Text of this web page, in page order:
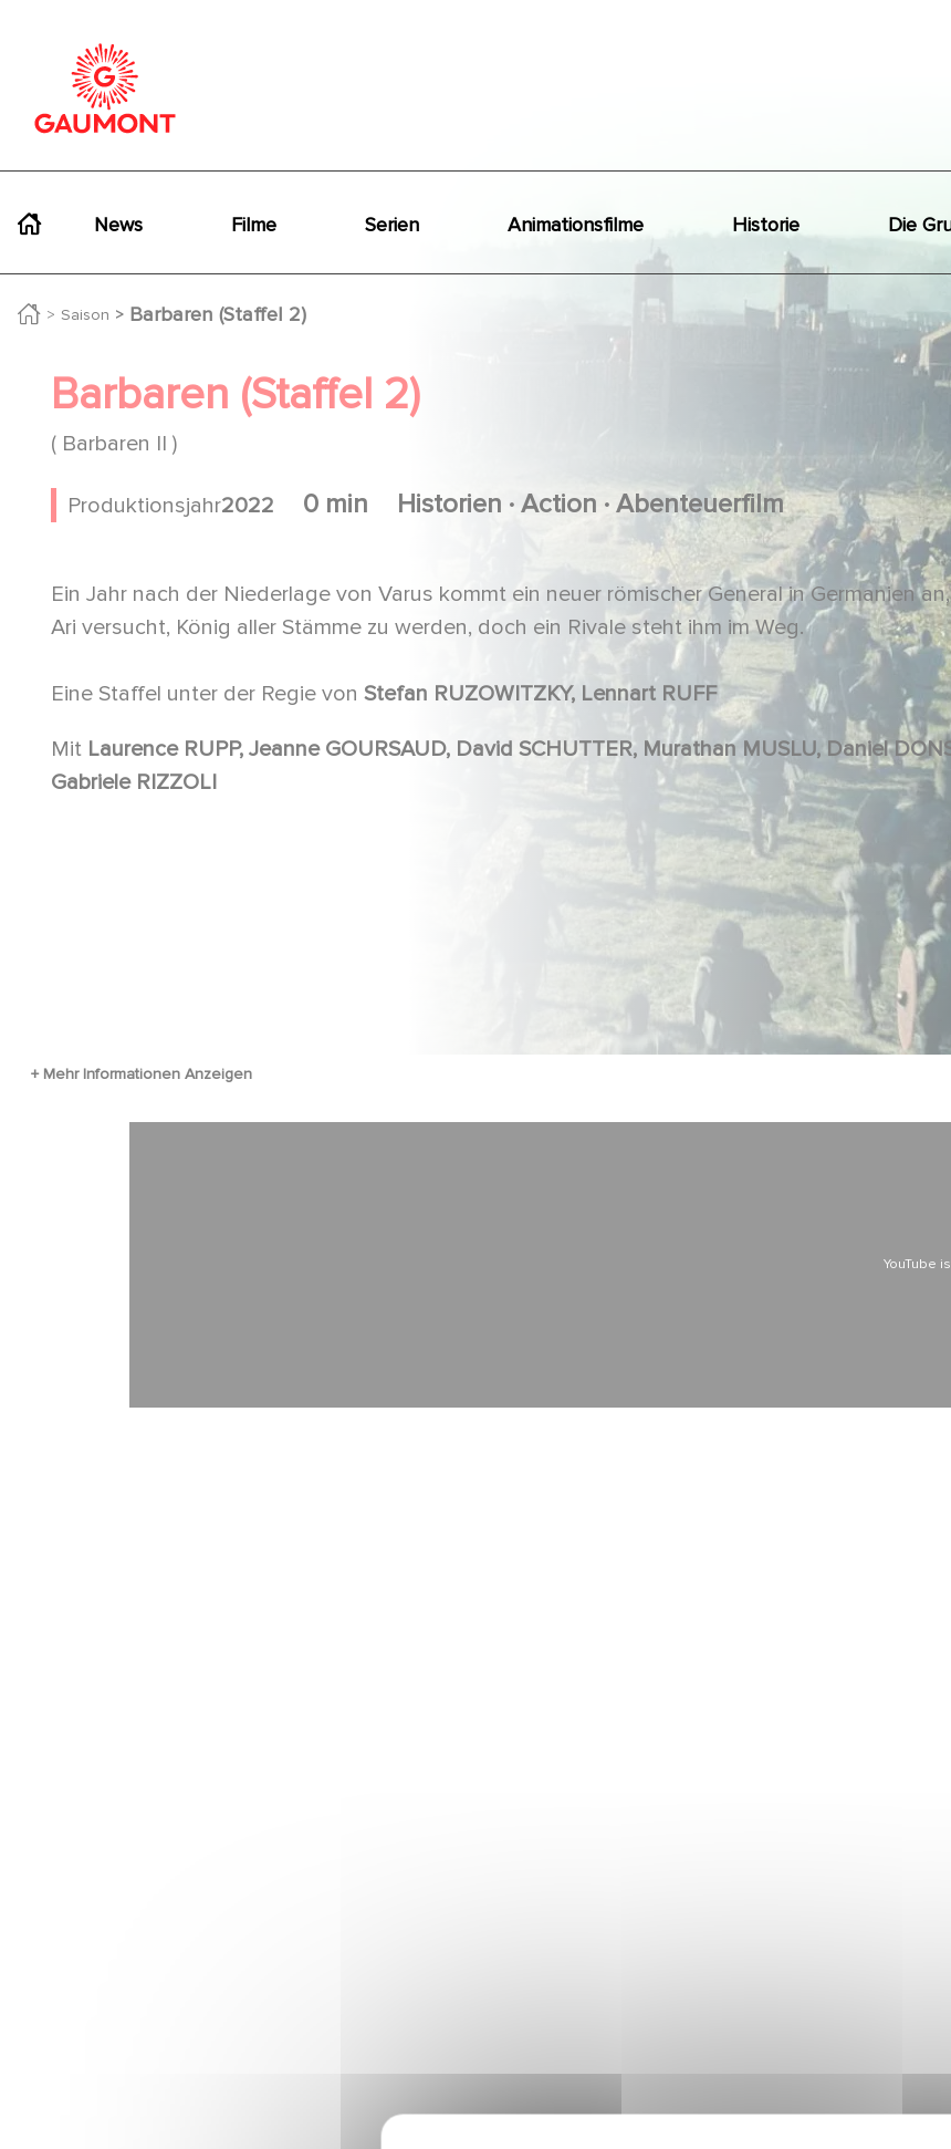
News Filme Serien Animationsfilme Historie Die
Saison Barbaren (Staffel 2)
Barbaren (Staffel 2)
( Barbaren II )
Produktionsjahr2022 0 min Historien . Action . Abenteuerfilm
Ein Jahr nach der Niederlage von Varus kommt ein neuer römischer General in Germanien
Ari versucht, König aller Stämme zu werden, doch ein Rivale steht ihm im Weg.
Eine Staffel unter der Regie von Stefan RUZOWITZKY, Lennart RUFF
Mit
Gabriele RIZZOLI
YouTube